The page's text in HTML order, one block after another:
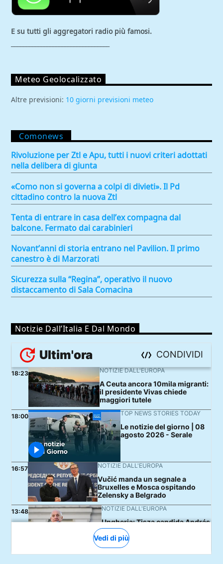
E su tutti gli aggregatori radio più famosi.
Meteo Geolocalizzato
Altre previsioni: 10 giorni previsioni meteo
Comonews
Rivoluzione per Ztl e Apu, tutti i nuovi criteri adottati
nella delibera di giunta
«Como non si governa a colpi di divieti». Il Pd
cittadino contro la nuova Ztl
Tenta di entrare in casa dell’ex compagna dal
balcone. Fermato dai carabinieri
Novant’anni di storia entrano nel Pavilion. Il primo
canestro è di Marzorati
Sicurezza sulla “Regina”, operativo il nuovo
distaccamento di Sala Comacina
Notizie Dall’Italia E Dal Mondo